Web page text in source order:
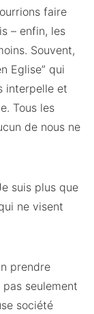
faire
– enfin, les
Souvent,
Eglise” qui
interpelle et
Tous les
de nous ne
suis plus que
ne visent
prendre
seulement
société